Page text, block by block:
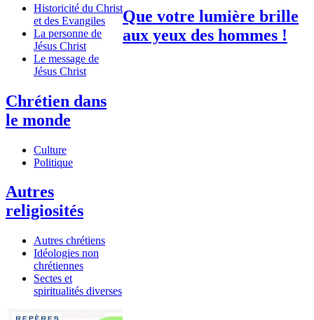
Historicité du Christ
et des Evangiles
La personne de
Jésus Christ
Le message de
Jésus Christ
Chrétien dans
le monde
Culture
Politique
Autres
religiosités
Autres chrétiens
Idéologies non
chrétiennes
Sectes et
spiritualités diverses
Que votre lumière brille
aux yeux des hommes !